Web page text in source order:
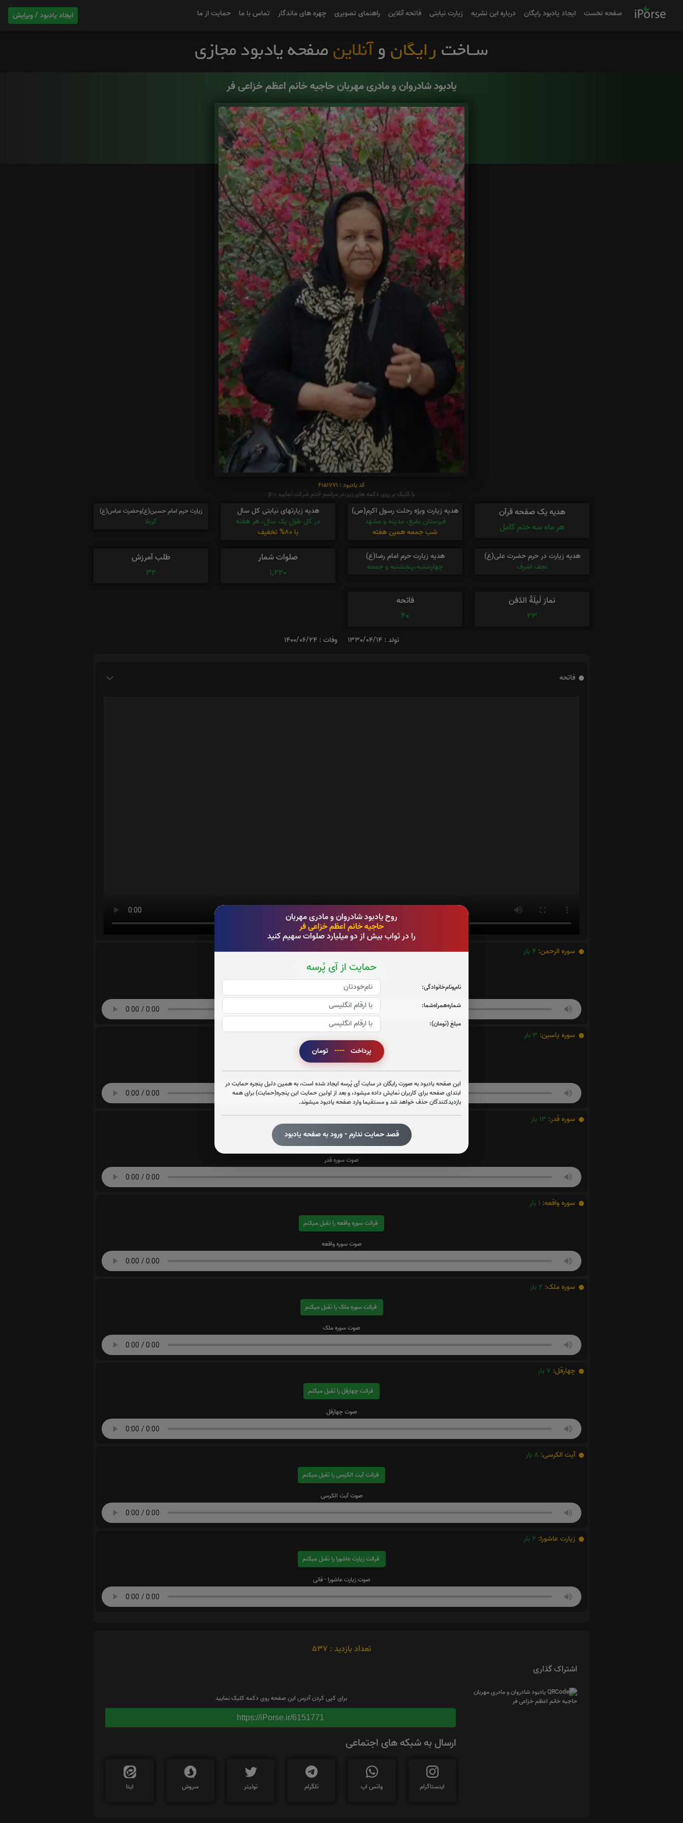
ایجاد یادبود / ویرایش صفحه نخست ایجاد یادبود رایگان درباره این نشریه زیارت نیابتی فاتحه آنلاین راهنمای تصویری چهره های ماندگار تماس با ما حمایت از ما
روح یادبود شادروان و مادری مهربان
حاجیه خانم اعظم خزاعی فر
را در ثواب بیش از دو میلیارد صلوات سهیم کنید
حمایت از آی پُرسه
نام‌و‌نام‌خانوادگی:
شماره‌همراه‌شما:
مبلغ (تومان):
پرداخت ---- تومان
این صفحه یادبود به صورت رایگان در سایت آی پُرسه ایجاد شده است، به همین دلیل پنجره حمایت در
ابتدای صفحه برای کاربران نمایش داده میشود، و بعد از اولین حمایت این پنجره(حمایت) برای همه
بازدیدکنندگان حذف خواهد شد و مستقیما وارد صفحه یادبود میشوند.
قصد حمایت ندارم - ورود به صفحه یادبود
یادبود شادروان و مادری مهربان حاجیه خانم اعظم خزاعی فر
کد یادبود : 6151771
با کلیک بر روی دکمه های زیر،در مراسم ختم شرکت نمایید p:0
هدیه یک صفحه قرآن
هر ماه سه ختم کامل
هدیه زیارت ویژه رحلت رسول اکرم(ص)
قبرستان بقیع، مدینه و مشهد
شب جمعه همین هفته
هدیه زیارتهای نیابتی کل سال
در کل طول یک سال، هر هفته
با 80% تخفیف
زیارت حرم امام حسین(ع)وحضرت عباس(ع)
کربلا
هدیه زیارت در حرم حضرت علی(ع)
نجف اشرف
هدیه زیارت حرم امام رضا(ع)
چهارشنبه،پنجشنبه و جمعه
صلوات شمار
1,220
طلب آمرزش
32
نماز لَیلَةُ الدّفن
23
فاتحه
40
تولد : 1330/04/14 وفات : 1400/06/24
فاتحه
سوره الرحمن: 4 بار
قرائت سوره الرحمن را تقبل میکنم
صوت سوره الرحمن
سوره یاسین: 3 بار
قرائت سوره یاسین را تقبل میکنم
سوره قدر: 13 بار
قرائت سوره قدر را تقبل میکنم
صوت سوره قدر
سوره واقعه: 1 بار
قرائت سوره واقعه را تقبل میکنم
صوت سوره واقعه
سوره ملک: 2 بار
قرائت سوره ملک را تقبل میکنم
صوت سوره ملک
چهارقل: 7 بار
قرائت چهارقل را تقبل میکنم
صوت چهارقل
آیت الکرسی: 8 بار
قرائت آیت الکرسی را تقبل میکنم
صوت آیت الکرسی
زیارت عاشورا: 2 بار
قرائت زیارت عاشورا را تقبل میکنم
صوت زیارت عاشورا - فانی
تعداد بازدید : 537
اشتراک گذاری
برای کپی کردن آدرس این صفحه روی دکمه کلیک نمایید
https://iPorse.ir/6151771
ارسال به شبکه های اجتماعی
اینستاگرام واتس اپ تلگرام توئیتر سروش ایتا